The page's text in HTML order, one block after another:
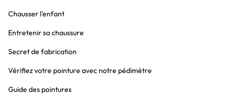
Chausser l'enfant
Entretenir sa chaussure
Secret de fabrication
Vérifiez votre pointure avec notre pédimètre
Guide des pointures